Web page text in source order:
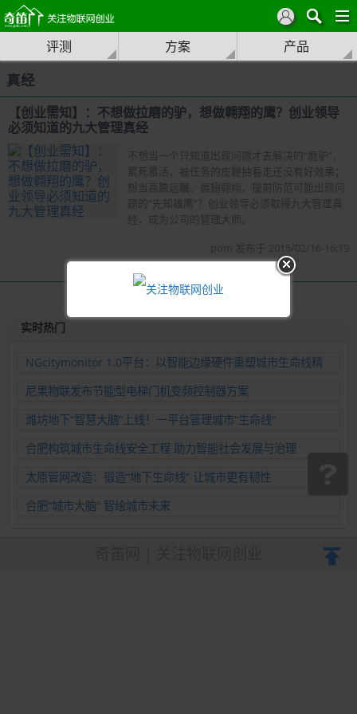
评测 方案 产品
真经
【创业需知】：不想做拉磨的驴，想做翱翔的鹰？创业领导
必须知道的九大管理真经
不想当一个只知道出现问题才去解决的“磨驴”、
累死累活，被任务的皮鞭抽着走还没有好效果；
想当高瞻远瞩、展翅翱翔，提前防范可能出现问
题的“先知雄鹰”？创业领导必须取得九大管理真
经，成为公司的管理大师。
pom 发布于 2015/02/16-16:19
实时热门
NGcitymonitor 1.0平台：以智能边缘硬件重塑城市生命线精
准运维新范式
尼果物联发布节能型电梯门机变频控制器方案
潍坊地下“智慧大脑”上线！一平台管理城市“生命线”
合肥构筑城市生命线安全工程 助力智能社会发展与治理
太原管网改造：锻造“地下生命线” 让城市更有韧性
合肥“城市大脑” 智绘城市未来